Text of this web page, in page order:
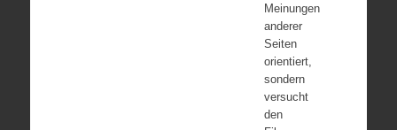
Meinungen
anderer
Seiten
orientiert,
sondern
versucht
den